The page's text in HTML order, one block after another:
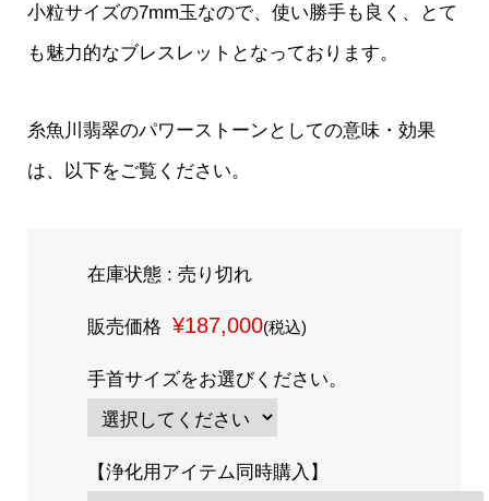
小粒サイズの7mm玉なので、使い勝手も良く、とて
も魅力的なブレスレットとなっております。
糸魚川翡翠のパワーストーンとしての意味・効果
は、以下をご覧ください。
在庫状態 : 売り切れ
販売価格 ¥187,000(税込)
手首サイズをお選びください。
【浄化用アイテム同時購入】